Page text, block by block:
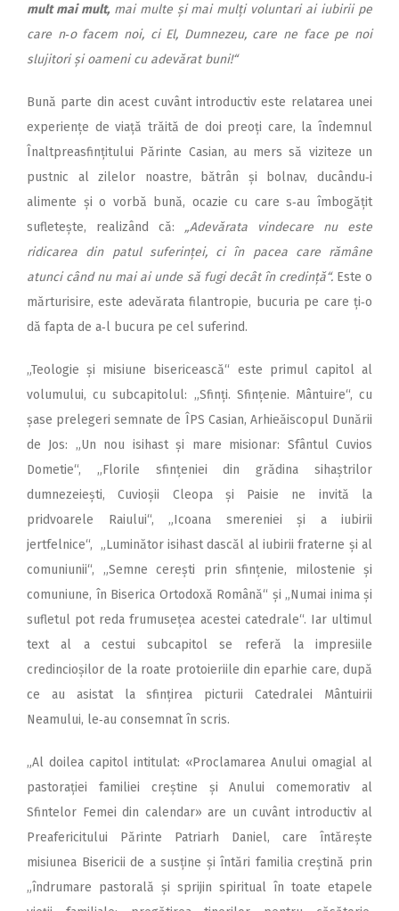
mult mai mult,mai multe și mai mulți voluntari ai iubirii pe
care n‑o facem noi, ci El, Dumnezeu, care ne face pe noi
slujitori și oameni cu adevărat buni!“
Bună parte din acest cuvânt introductiv este relatarea unei
experiențe de viață trăită de doi preoți care, la îndemnul
Înaltpreasfințitului Părinte Casian, au mers să viziteze un
pustnic al zilelor noastre, bătrân și bolnav, ducându‑i
alimente și o vorbă bună, ocazie cu care s‑au îmbogățit
sufletește, realizând că: „Adevărata vindecare nu este
ridicarea din patul suferinței, ci în pacea care rămâne
atunci când nu mai ai unde să fugi decât în credință“.Este o
mărturisire, este adevărata filantropie, bucuria pe care ți‑o
dă fapta de a‑l bucura pe cel suferind.
„Teologie și misiune bisericească“ este primul capitol al
volumului, cu subcapitolul: „Sfinți. Sfințenie. Mântuire“, cu
șase prelegeri semnate de ÎPS Casian, Arhieăiscopul Dunării
de Jos: „Un nou isihast și mare misionar: Sfântul Cuvios
Dometie“, „Florile sfințeniei din grădina sihaștrilor
dumnezeiești, Cuvioșii Cleopa și Paisie ne invită la
pridvoarele Raiului“, „Icoana smereniei și a iubirii
jertfelnice“, „Luminător isihast dascăl al iubirii fraterne și al
comuniunii“, „Semne cerești prin sfințenie, milostenie și
comuniune, în Biserica Ortodoxă Română“ și „Numai inima și
sufletul pot reda frumusețea acestei catedrale“. Iar ultimul
text al a cestui subcapitol se referă la impresiile
credincioșilor de la roate protoieriile din eparhie care, după
ce au asistat la sfințirea picturii Catedralei Mântuirii
Neamului, le‑au consemnat în scris.
„Al doilea capitol intitulat: «Proclamarea Anului omagial al
pastorației familiei creștine și Anului comemorativ al
Sfintelor Femei din calendar» are un cuvânt introductiv al
Preafericitului Părinte Patriarh Daniel, care întărește
misiunea Bisericii de a susține și întări familia creștină prin
„îndrumare pastorală și sprijin spiritual în toate etapele